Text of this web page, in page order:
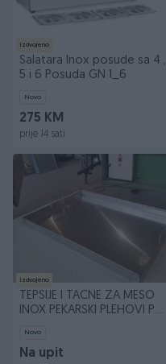
Izdvojeno
Salatara Inox posude sa 4 ,
5 i 6 Posuda GN 1_6
Novo
275 KM
prije 14 sati
Izdvojeno
TEPSIJE I TACNE ZA MESO
INOX PEKARSKI PLEHOVI PO
Novo
Na upit